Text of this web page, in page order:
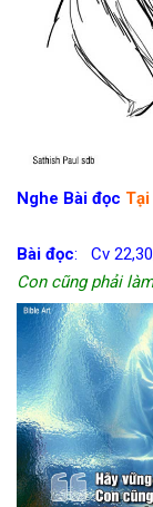
Nghe Bài đọc
Bài đọc: Cv
Con cũng phải